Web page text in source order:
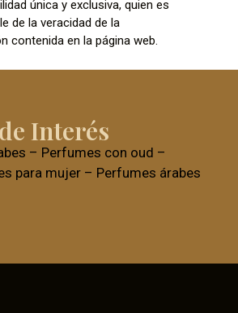
única y exclusiva, quien es
de la veracidad de la
contenida en la página web.
Interés
– Perfumes con oud –
para mujer – Perfumes árabes